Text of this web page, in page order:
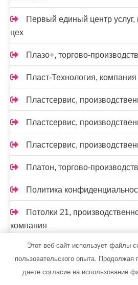
Первый единый центр услуг,
цех
Плазо+, торгово-
Пласт-Технология, компания
Пластсервис,
Пластсервис,
Пластсервис,
Платон, торгово-
Политика
Потолки 21,
компания
Прогресспласт, торгово-
Производственно-
Этот веб-сайт использует файлы
пользовательского опыта. Продолжая
даете согласие на использование